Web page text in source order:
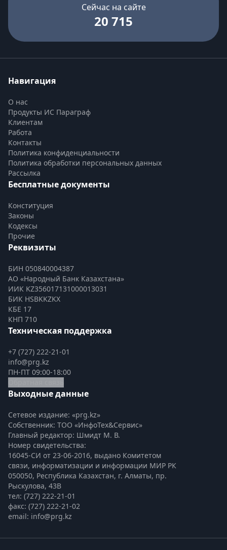
Сейчас на сайте
20 715
Навигация
О нас
Продукты ИС Параграф
Клиентам
Работа
Контакты
Политика конфиденциальности
Политика обработки персональных данных
Рассылка
Бесплатные документы
Конституция
Законы
Кодексы
Прочие
Реквизиты
БИН 050840004387
АО «Народный Банк Казахстана»
ИИК KZ356017131000013031
БИК HSBKKZKX
КБЕ 17
КНП 710
Техническая поддержка
+7 (727) 222-21-01
info@prg.kz
ПН-ПТ 09:00-18:00
Выходные данные
Сетевое издание: «prg.kz»
Собственник: ТОО «ИнфоТех&Сервис»
Главный редактор: Шмидт М. В.
Номер свидетельства:
16045-СИ от 23-06-2016, выдано Комитетом
связи, информатизации и информации МИР РК
050050, Республика Казахстан, г. Алматы, пр.
Рыскулова, 43В
тел: (727) 222-21-01
факс: (727) 222-21-02
email: info@prg.kz